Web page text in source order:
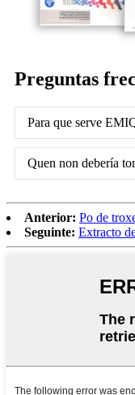
Preguntas
Para que serve
Quen non debería
Anterior: Po de
Seguinte: Extracto